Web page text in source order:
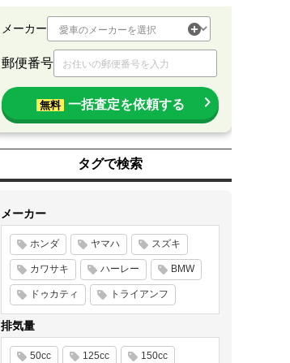
メーカー
郵便番号
無料 一括査定を依頼する
タグで検索
メーカー
ホンダ ヤマハ スズキ
カワサキ ハーレー BMW
ドゥカティ トライアンフ
排気量
50cc 125cc 150cc